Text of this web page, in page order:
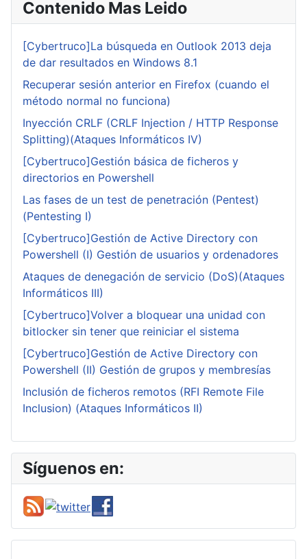
Contenido Mas Leido
[Cybertruco]La búsqueda en Outlook 2013 deja
de dar resultados en Windows 8.1
Recuperar sesión anterior en Firefox (cuando el
método normal no funciona)
Inyección CRLF (CRLF Injection / HTTP Response
Splitting)(Ataques Informáticos IV)
[Cybertruco]Gestión básica de ficheros y
directorios en Powershell
Las fases de un test de penetración (Pentest)
(Pentesting I)
[Cybertruco]Gestión de Active Directory con
Powershell (I) Gestión de usuarios y ordenadores
Ataques de denegación de servicio (DoS)(Ataques
Informáticos III)
[Cybertruco]Volver a bloquear una unidad con
bitlocker sin tener que reiniciar el sistema
[Cybertruco]Gestión de Active Directory con
Powershell (II) Gestión de grupos y membresías
Inclusión de ficheros remotos (RFI Remote File
Inclusion) (Ataques Informáticos II)
Síguenos en: